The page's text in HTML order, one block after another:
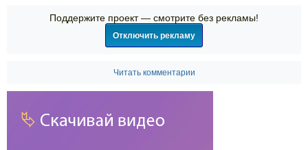
Поддержите проект — смотрите без рекламы!
Отключить рекламу
Читать комментарии